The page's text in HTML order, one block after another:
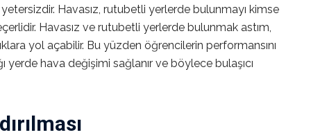
Havasız, rutubetli yerlerde bulunmayı kimse
Havasız ve rutubetli yerlerde bulunmak astım,
yol açabilir. Bu yüzden öğrencilerin performansını
yerde hava değişimi sağlanır ve böylece bulaşıcı